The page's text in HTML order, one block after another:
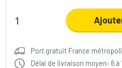
Port gratuit France
Délai de livraison moyen: 6 à